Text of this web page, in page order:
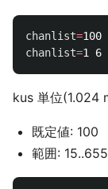
chanlist=
chanlist=
kus 単位(1.024
既定値: 100
範囲: